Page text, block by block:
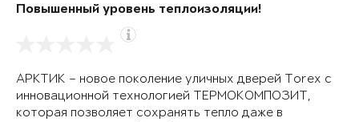
Повышенный уровень теплоизоляции!
АРКТИК – новое поколение уличных дверей Torex с
инновационной технологией ТЕРМОКОМПОЗИТ,
которая позволяет сохранять тепло даже в